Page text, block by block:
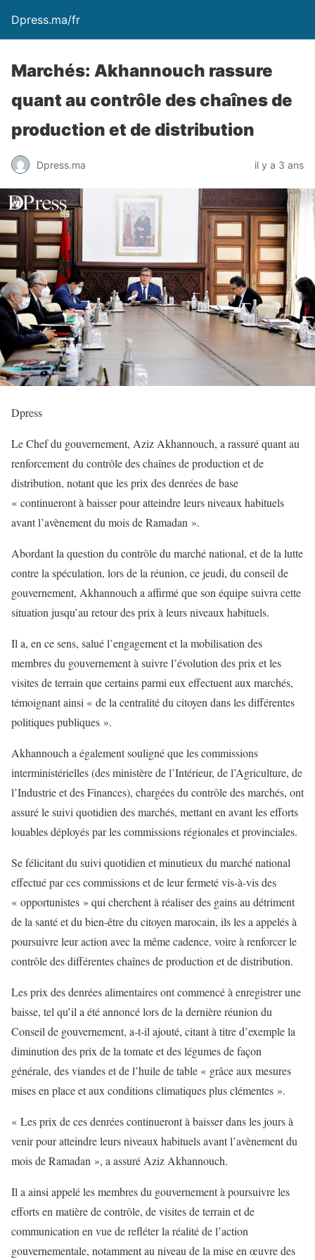
Dpress.ma/fr
Marchés: Akhannouch rassure
quant au contrôle des chaînes de
production et de distribution
Dpress.ma il y a 3 ans
Dpress
Le Chef du gouvernement, Aziz Akhannouch, a rassuré quant au
renforcement du contrôle des chaînes de production et de
distribution, notant que les prix des denrées de base
« continueront à baisser pour atteindre leurs niveaux habituels
avant l’avènement du mois de Ramadan ».
Abordant la question du contrôle du marché national, et de la lutte
contre la spéculation, lors de la réunion, ce jeudi, du conseil de
gouvernement, Akhannouch a affirmé que son équipe suivra cette
situation jusqu’au retour des prix à leurs niveaux habituels.
Il a, en ce sens, salué l’engagement et la mobilisation des
membres du gouvernement à suivre l’évolution des prix et les
visites de terrain que certains parmi eux effectuent aux marchés,
témoignant ainsi « de la centralité du citoyen dans les différentes
politiques publiques ».
Akhannouch a également souligné que les commissions
interministérielles (des ministère de l’Intérieur, de l’Agriculture, de
l’Industrie et des Finances), chargées du contrôle des marchés, ont
assuré le suivi quotidien des marchés, mettant en avant les efforts
louables déployés par les commissions régionales et provinciales.
Se félicitant du suivi quotidien et minutieux du marché national
effectué par ces commissions et de leur fermeté vis-à-vis des
« opportunistes » qui cherchent à réaliser des gains au détriment
de la santé et du bien-être du citoyen marocain, ils les a appelés à
poursuivre leur action avec la même cadence, voire à renforcer le
contrôle des différentes chaînes de production et de distribution.
Les prix des denrées alimentaires ont commencé à enregistrer une
baisse, tel qu’il a été annoncé lors de la dernière réunion du
Conseil de gouvernement, a-t-il ajouté, citant à titre d’exemple la
diminution des prix de la tomate et des légumes de façon
générale, des viandes et de l’huile de table « grâce aux mesures
mises en place et aux conditions climatiques plus clémentes ».
« Les prix de ces denrées continueront à baisser dans les jours à
venir pour atteindre leurs niveaux habituels avant l’avènement du
mois de Ramadan », a assuré Aziz Akhannouch.
Il a ainsi appelé les membres du gouvernement à poursuivre les
efforts en matière de contrôle, de visites de terrain et de
communication en vue de refléter la réalité de l’action
gouvernementale, notamment au niveau de la mise en œuvre des